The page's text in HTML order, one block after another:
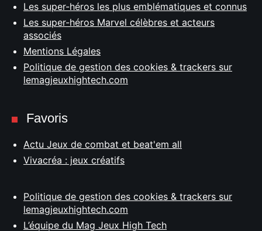
Les super-héros les plus emblématiques et connus
Les super-héros Marvel célèbres et acteurs
associés
Mentions Légales
Politique de gestion des cookies & trackers sur
lemagjeuxhightech.com
Favoris
Actu Jeux de combat et beat'em all
Vivacréa : jeux créatifs
Politique de gestion des cookies & trackers sur
lemagjeuxhightech.com
L’équipe du Mag Jeux High Tech